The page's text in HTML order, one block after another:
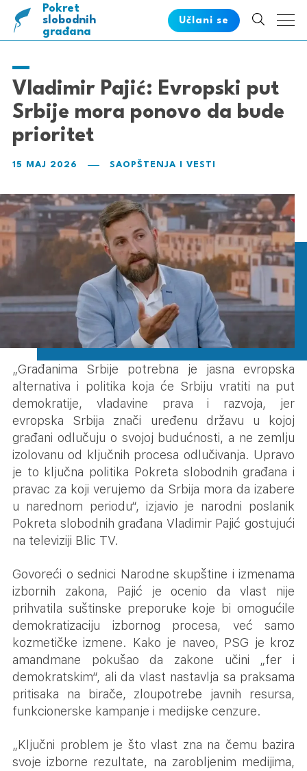
Pokret
pametnih
slobodnih
građana
Učlani se
Vladimir Pajić: Evropski put
Srbije mora ponovo da bude
prioritet
15 MAJ 2026 SAOPŠTENJA I VESTI
„Građanima Srbije potrebna je jasna evropska
alternativa i politika koja će Srbiju vratiti na put
demokratije, vladavine prava i razvoja, jer
evropska Srbija znači uređenu državu u kojoj
građani odlučuju o svojoj budućnosti, a ne zemlju
izolovanu od ključnih procesa odlučivanja. Upravo
je to ključna politika Pokreta slobodnih građana i
pravac za koji verujemo da Srbija mora da izabere
u narednom periodu“, izjavio je narodni poslanik
Pokreta slobodnih građana Vladimir Pajić gostujući
na televiziji Blic TV.
Govoreći o sednici Narodne skupštine i izmenama
izbornih zakona, Pajić je ocenio da vlast nije
prihvatila suštinske preporuke koje bi omogućile
demokratizaciju izbornog procesa, već samo
kozmetičke izmene. Kako je naveo, PSG je kroz
amandmane pokušao da zakone učini „fer i
demokratskim“, ali da vlast nastavlja sa praksama
pritisaka na birače, zloupotrebe javnih resursa,
funkcionerske kampanje i medijske cenzure.
„Ključni problem je što vlast zna na čemu bazira
svoje izborne rezultate, na zarobljenim medijima,